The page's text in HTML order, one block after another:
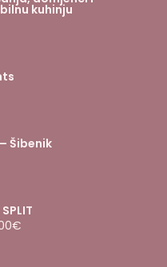
kuhinju
Šibenik